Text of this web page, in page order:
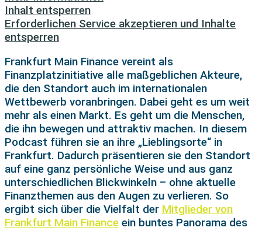
Inhalt entsperren
Erforderlichen Service akzeptieren und Inhalte
entsperren
Frankfurt Main Finance vereint als
Finanzplatzinitiative alle maßgeblichen Akteure,
die den Standort auch im internationalen
Wettbewerb voranbringen. Dabei geht es um weit
mehr als einen Markt. Es geht um die Menschen,
die ihn bewegen und attraktiv machen. In diesem
Podcast führen sie an ihre „Lieblingsorte“ in
Frankfurt. Dadurch präsentieren sie den Standort
auf eine ganz persönliche Weise und aus ganz
unterschiedlichen Blickwinkeln – ohne aktuelle
Finanzthemen aus den Augen zu verlieren. So
ergibt sich über die Vielfalt der Mitglieder von
Frankfurt Main Finance ein buntes Panorama des